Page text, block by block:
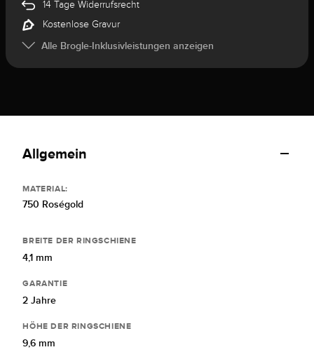
14 Tage Widerrufsrecht
Kostenlose Gravur
Alle Brogle-Inklusivleistungen anzeigen
Allgemein
MATERIAL:
750 Roségold
BREITE DER RINGSCHIENE
4,1 mm
GARANTIE
2 Jahre
HÖHE DER RINGSCHIENE
9,6 mm